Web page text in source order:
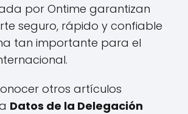
por Ontime garantizan
seguro, rápido y confiable
tan importante para el
otros artículos
Datos de la Delegación